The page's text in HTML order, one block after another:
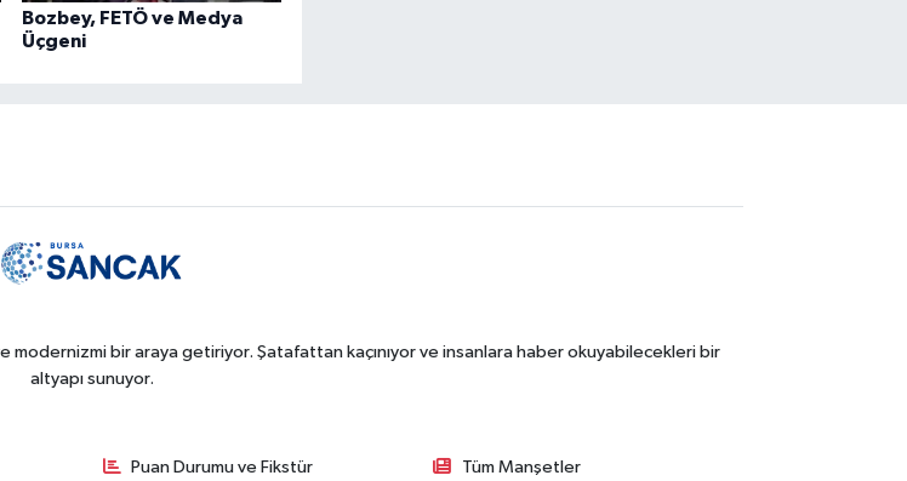
Bozbey, FETÖ ve Medya
Üçgeni
bir araya getiriyor. Şatafattan kaçınıyor ve insanlara haber okuyabilecekleri bir
altyapı sunuyor.
Puan Durumu ve Fikstür Tüm Manşetler